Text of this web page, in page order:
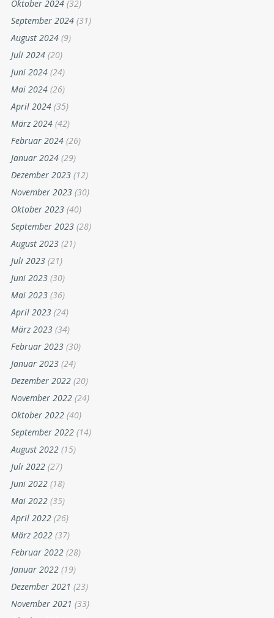
Juli 2025(28)
Juni 2025(24)
Mai 2025(23)
April 2025(42)
März 2025(44)
Februar 2025(27)
Januar 2025(24)
Dezember 2024
November 2024(37)
Oktober 2024(32)
September 2024(31)
August 2024(9)
Juli 2024(20)
Juni 2024(24)
Mai 2024(26)
April 2024(35)
März 2024(42)
Februar 2024(26)
Januar 2024(29)
Dezember 2023
November 2023(30)
Oktober 2023(40)
September 2023(28)
August 2023(21)
Juli 2023(21)
Juni 2023(30)
Mai 2023(36)
April 2023(24)
März 2023 (34)
Februar 2023(30)
Januar 2023(24)
Dezember 2022
November 2022(24)
Oktober 2022 (40)
September 2022(14)
August 2022(15)